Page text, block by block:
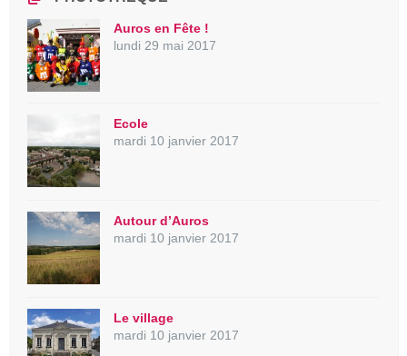
Auros en Fête !
lundi 29 mai 2017
Ecole
mardi 10 janvier 2017
Autour d’Auros
mardi 10 janvier 2017
Le village
mardi 10 janvier 2017